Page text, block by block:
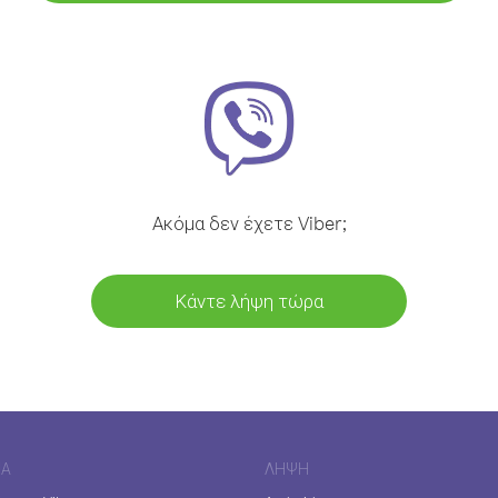
Ακόμα δεν έχετε Viber;
Κάντε λήψη τώρα
ΛΉΨΗ